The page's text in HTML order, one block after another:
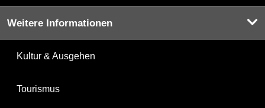
Weitere Informationen
Kultur & Ausgehen
Tourismus